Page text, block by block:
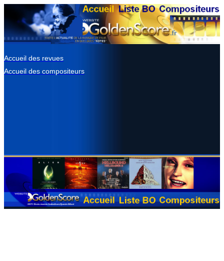
Accueil des revues
Accueil des compositeurs